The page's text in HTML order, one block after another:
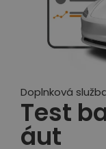
Doplnková
Test
áut